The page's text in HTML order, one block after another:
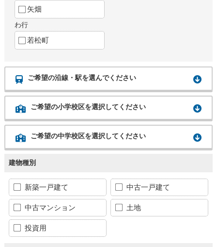
矢畑
わ行
若松町
ご希望の沿線・駅を選んでください
ご希望の小学校区を選択してください
ご希望の中学校区を選択してください
建物種別
新築一戸建て 中古一戸建て
中古マンション 土地
投資用